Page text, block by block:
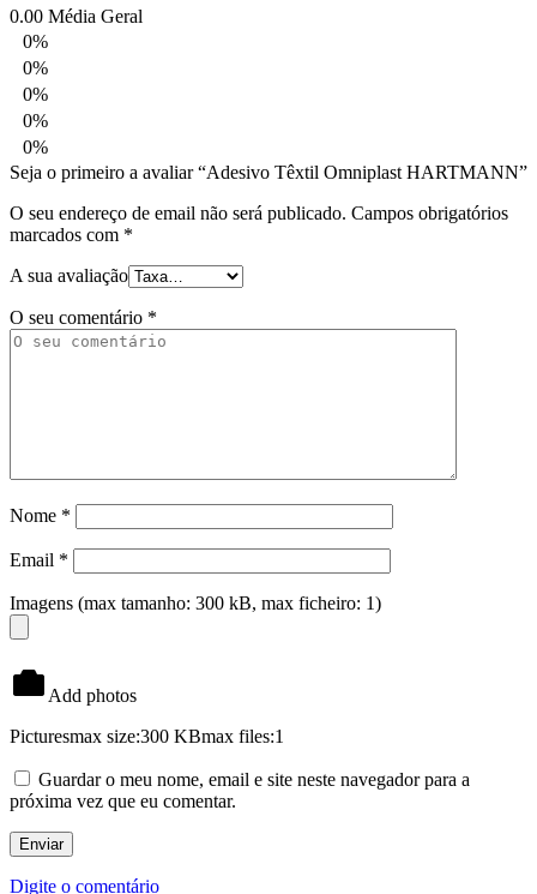
0.00 Média Geral
0%
0%
0%
0%
0%
Seja o primeiro a avaliar “Adesivo Têxtil Omniplast HARTMANN”
O seu endereço de email não será publicado. Campos obrigatórios
marcados com *
A sua avaliação
O seu comentário *
Nome *
Email *
Imagens (max tamanho: 300 kB, max ficheiro: 1)
Add photos
Picturesmax size:300 KBmax files:1
Guardar o meu nome, email e site neste navegador para a
próxima vez que eu comentar.
Digite o comentário